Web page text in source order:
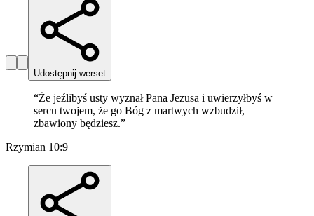
Udostępnij werset
“Że jeźlibyś usty wyznał Pana Jezusa i uwierzyłbyś w
sercu twojem, że go Bóg z martwych wzbudził,
zbawiony będziesz.”
Rzymian 10:9